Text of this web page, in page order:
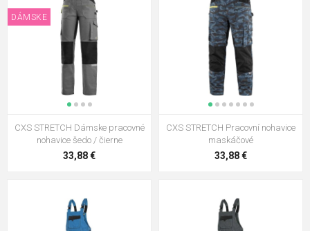
DÁMSKE
CXS STRETCH Dámske pracovné
nohavice šedo / čierne
33,88 €
CXS STRETCH Pracovní nohavice
maskáčové
33,88 €